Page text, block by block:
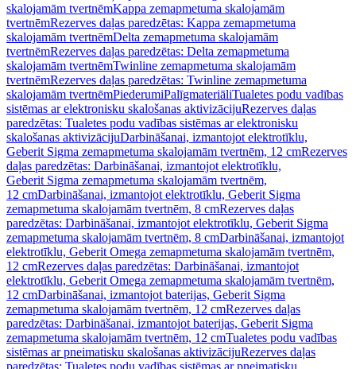
skalojamām tvertnēmKappa zemapmetuma skalojamām
tvertnēmRezerves daļas paredzētas: Kappa zemapmetuma
skalojamām tvertnēmDelta zemapmetuma skalojamām
tvertnēmRezerves daļas paredzētas: Delta zemapmetuma
skalojamām tvertnēmTwinline zemapmetuma skalojamām
tvertnēmRezerves daļas paredzētas: Twinline zemapmetuma
skalojamām tvertnēmPiederumiPalīgmateriāliTualetes podu vadības
sistēmas ar elektronisku skalošanas aktivizācijuRezerves daļas
paredzētas: Tualetes podu vadības sistēmas ar elektronisku
skalošanas aktivizācijuDarbināšanai, izmantojot elektrotīklu,
Geberit Sigma zemapmetuma skalojamām tvertnēm, 12 cmRezerves
daļas paredzētas: Darbināšanai, izmantojot elektrotīklu,
Geberit Sigma zemapmetuma skalojamām tvertnēm,
12 cmDarbināšanai, izmantojot elektrotīklu, Geberit Sigma
zemapmetuma skalojamām tvertnēm, 8 cmRezerves daļas
paredzētas: Darbināšanai, izmantojot elektrotīklu, Geberit Sigma
zemapmetuma skalojamām tvertnēm, 8 cmDarbināšanai, izmantojot
elektrotīklu, Geberit Omega zemapmetuma skalojamām tvertnēm,
12 cmRezerves daļas paredzētas: Darbināšanai, izmantojot
elektrotīklu, Geberit Omega zemapmetuma skalojamām tvertnēm,
12 cmDarbināšanai, izmantojot baterijas, Geberit Sigma
zemapmetuma skalojamām tvertnēm, 12 cmRezerves daļas
paredzētas: Darbināšanai, izmantojot baterijas, Geberit Sigma
zemapmetuma skalojamām tvertnēm, 12 cmTualetes podu vadības
sistēmas ar pneimatisku skalošanas aktivizācijuRezerves daļas
paredzētas: Tualetes podu vadības sistēmas ar pneimatisku